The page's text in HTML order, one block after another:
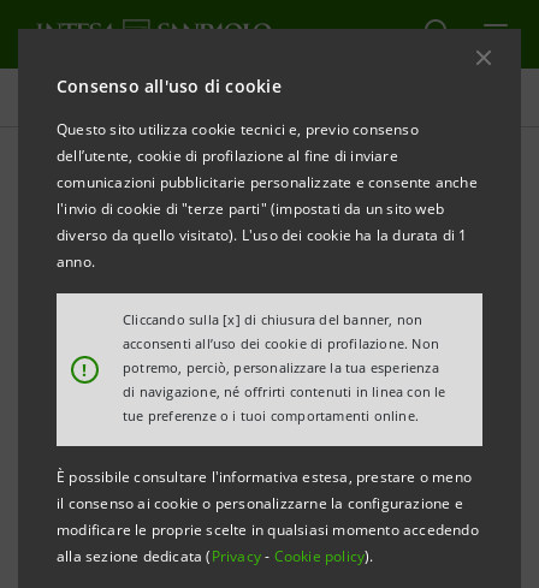
Consenso all'uso di cookie
Questo sito utilizza cookie tecnici e, previo consenso
dell’utente, cookie di profilazione al fine di inviare
comunicazioni pubblicitarie personalizzate e consente anche
l'invio di cookie di "terze parti" (impostati da un sito web
diverso da quello visitato). L'uso dei cookie ha la durata di 1
anno.
!
Cliccando sulla [x] di chiusura del banner, non
acconsenti all’uso dei cookie di profilazione. Non
potremo, perciò, personalizzare la tua esperienza
di navigazione, né offrirti contenuti in linea con le
tue preferenze o i tuoi comportamenti online.
È possibile consultare l'informativa estesa, prestare o meno
il consenso ai cookie o personalizzarne la configurazione e
modificare le proprie scelte in qualsiasi momento accedendo
alla sezione dedicata (Privacy- Cookie policy).
Comunicati stampa
STAMPA AGGIORNA
Avviso ai sensi dell’art. 84 del Regolamento
Emittenti
(adottato dalla Consob con delibera n. 11971 del 14
maggio 1999 e successive modificazioni)
INTESA SANPAOLO: FUSIONE PER
INCORPORAZIONE DI MEDIOFACTORING S.p.A. IN
INTESA SANPAOLO S.p.A.
Torino, Milano, 21 maggio 2014– Si rende noto che, in
data 21 maggio 2014, è stato reso disponibile al